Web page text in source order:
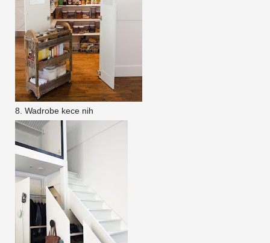
8. Wadrobe kece nih